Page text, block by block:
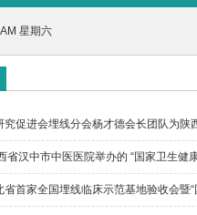
星期六
究促进会埋线分会杨才德会长团队为陕
省汉中市中医医院举办的 “国家卫生
省首家全国埋线临床示范基地验收会暨